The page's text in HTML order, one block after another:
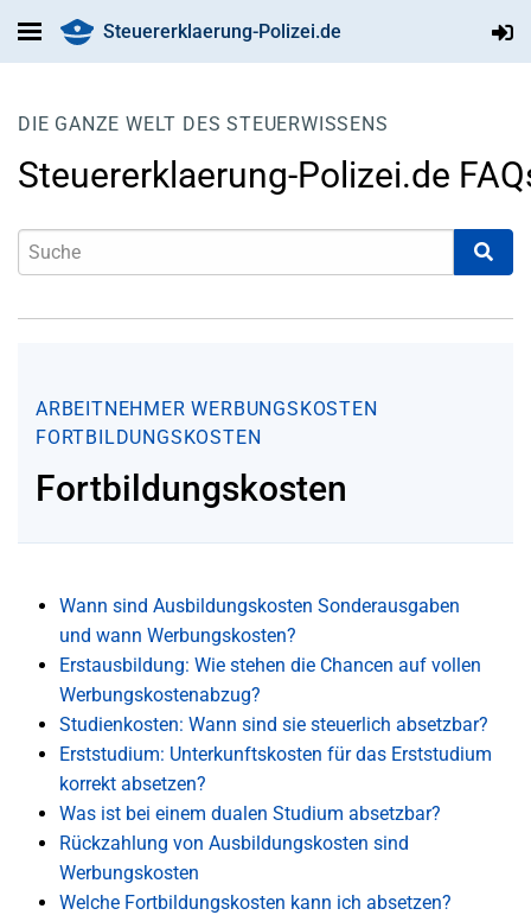
Steuererklaerung-Polizei.de
DIE GANZE WELT DES STEUERWISSENS
Steuererklaerung-Polizei.de
ARBEITNEHMER WERBUNGSKOSTEN
FORTBILDUNGSKOSTEN
Fortbildungskosten
Wann sind Ausbildungskosten Sonderausgaben
und wann Werbungskosten?
Erstausbildung: Wie stehen die Chancen auf vollen
Werbungskostenabzug?
Studienkosten: Wann sind sie steuerlich absetzbar?
Erststudium: Unterkunftskosten für das Erststudium
korrekt absetzen?
Was ist bei einem dualen Studium absetzbar?
Rückzahlung von Ausbildungskosten sind
Werbungskosten
Welche Fortbildungskosten kann ich absetzen?